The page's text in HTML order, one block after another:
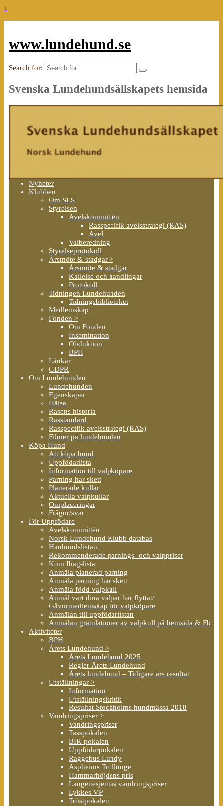
↓
www.lundehund.se
Search for:
Svenska Lundehundsällskapets hemsida
Nyheter
Klubben
Om SLS
Styrelsen
Avelskommittén
Rasspecifik avelsstrategi (RAS)
Avel
Valberedning
Styrelseprotokoll
Årsmöte & stadgar >
Årsmöte & stadgar
Kallelse och handlingar
Protokoll
Tidningen Lundehunden
Tidningsbiblioteket
Medlemskap
Fonden >
Om Fonden
Insemination
Obduktion
BPH
Länkar
GDPR
Om Lundehunden
Lundehunden
Egenskaper
Hälsa
Rasens historia
Rasstandard
Rasspecifik avelsstrategi (RAS)
Filmer på lundehunden
Köpa Hund
Att köpa hund
Uppfödarlista
Information till valpköpare
Parning har skett
Planerade kullar
Aktuella valpkullar
Omplaceringar
Frågor/svar
För Uppfödare
Avelskommittén
Norsk Lundehund Klubb databas
Hanhundslistan
Rekommenderade parnings- och valppriser
Kom Ihåg-lista
Anmäla planerad parning
Anmäla parning har skett
Anmäla född valpkull
Anmäl vart dina valpar har flyttat/
Gåvormedlemskap för valpköpare
Anmälan till uppfödarlistan
Anmälan gratulationer av valpkull på hemsida & Fb
Aktiviteter
BPH
Årets Lundehund >
Årets Lundehund 2025
Regler Årets Lundehund
Årets lundehund – Tidigare års resultat
Utställningar >
Information
Utställningskritik
Resultat Stockholms hundmässa 2018
Vandringspriser >
Vandringspriser
Tasspokalen
BIR-pokalen
Uppfödarpokalen
Raggebus Lundy
Aspheims Trollunge
Hammarhöjdens pris
Langenesjentas vandringspriser
Lykkes VP
Tröstpokalen